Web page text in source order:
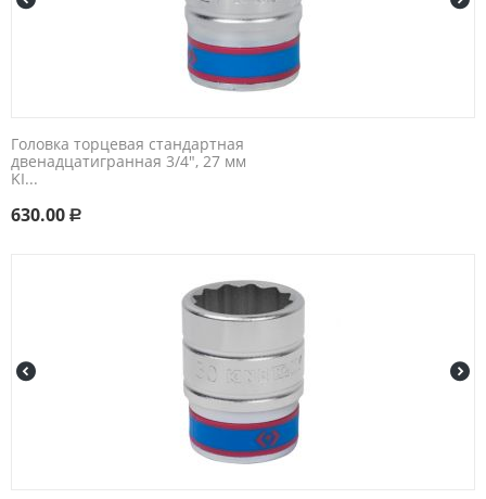
Головка торцевая стандартная
двенадцатигранная 3/4", 27 мм
KI...
630.00 Р